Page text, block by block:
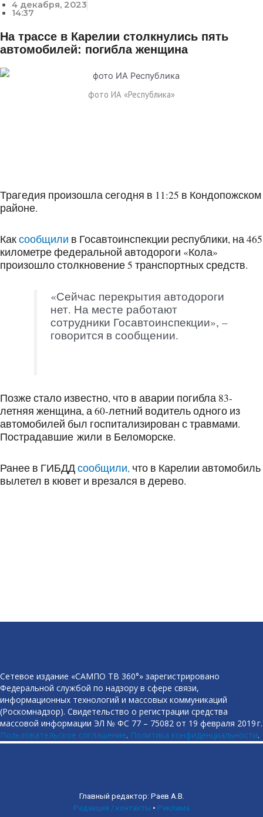
4 декабря, 2023
14:37
На трассе в Карелии столкнулись пять
автомобилей: погибла женщина
фото ИА «Республика»
Трагедия произошла сегодня в 11:25 в Кондопожском
районе.
Каксообщили в Госавтоинспекции республики, на 465
километре федеральной автодороги «Кола»
произошло столкновение 5 транспортных средств.
«Сейчас перекрытия автодороги
нет. На месте работают
сотрудники Госавтоинспекции», –
говорится в сообщении.
Позже стало известно, что в аварии погибла 83-
летняя женщина, а 60-летний водитель одного из
автомобилей был госпитализирован с травмами.
Пострадавшие жили в Беломорске.
Ранее в ГИБДДсообщили, что в Карелии автомобиль
вылетел в кювет и врезался в дерево.
Сетевое издание «САМПО ТВ 360°» зарегистрировано
Федеральной службой по надзору в сфере связи,
информационных технологий и массовых коммуникаций
(Роскомнадзор). Свидетельство о регистрации средства
массовой информации ЭЛ № ФС 77 – 75082 от 19 февраля 2019 г.
Пользовательское соглашение. Политика конфиденциальности.
Главный редактор: Раев А.В.
Редакция / контакты • Реклама